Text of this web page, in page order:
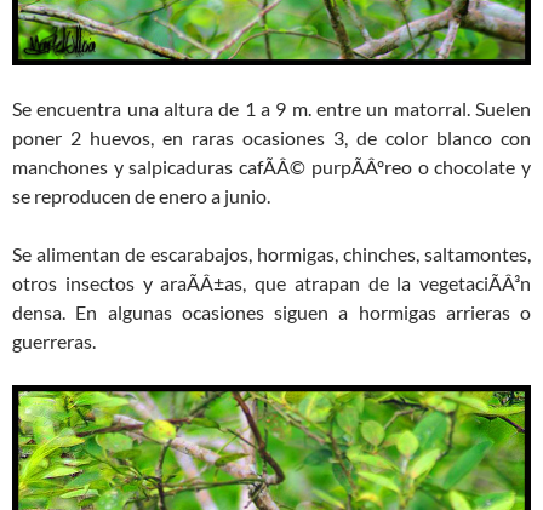
Se encuentra una altura de 1 a 9 m. entre un matorral. Suelen
poner 2 huevos, en raras ocasiones 3, de color blanco con
manchones y salpicaduras cafÃÂ© purpÃÂºreo o chocolate y
se reproducen de enero a junio.
Se alimentan de escarabajos, hormigas, chinches, saltamontes,
otros insectos y araÃÂ±as, que atrapan de la vegetaciÃÂ³n
densa. En algunas ocasiones siguen a hormigas arrieras o
guerreras.